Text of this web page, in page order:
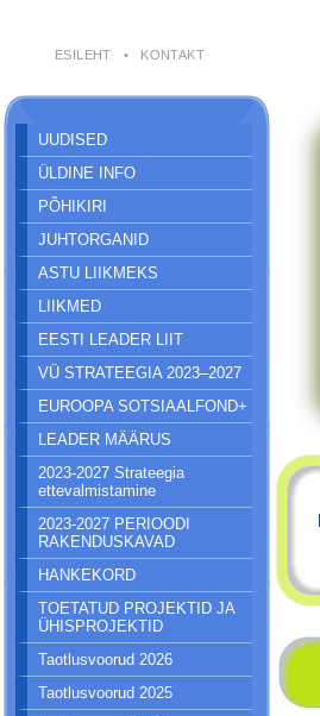
ESILEHT • KONTAKT
UUDISED
ÜLDINE INFO
PÕHIKIRI
JUHTORGANID
ASTU LIIKMEKS
LIIKMED
EESTI LEADER LIIT
VÜ STRATEEGIA 2023–2027
EUROOPA SOTSIAALFOND+
LEADER MÄÄRUS
2023-2027 Strateegia
ettevalmistamine
2023-2027 PERIOODI
RAKENDUSKAVAD
HANKEKORD
TOETATUD PROJEKTID JA
ÜHISPROJEKTID
Taotlusvoorud 2026
Taotlusvoorud 2025